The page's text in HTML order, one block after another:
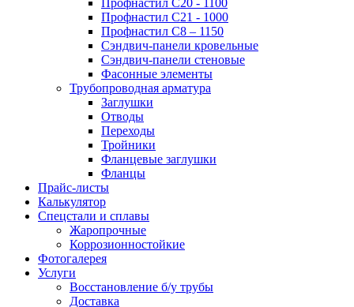
Профнастил С20 - 1100
Профнастил С21 - 1000
Профнастил С8 – 1150
Сэндвич-панели кровельные
Сэндвич-панели стеновые
Фасонные элементы
Трубопроводная арматура
Заглушки
Отводы
Переходы
Тройники
Фланцевые заглушки
Фланцы
Прайс-листы
Калькулятор
Спецстали и сплавы
Жаропрочные
Коррозионностойкие
Фотогалерея
Услуги
Восстановление б/у трубы
Доставка